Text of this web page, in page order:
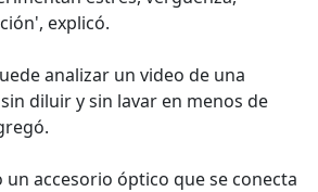
explicó.
analizar un video de una
diluir y sin lavar en menos de
accesorio óptico que se conecta